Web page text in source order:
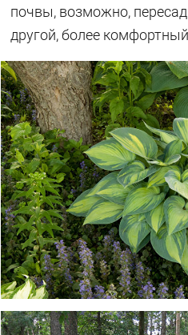
почвы, возможно,
другой, более